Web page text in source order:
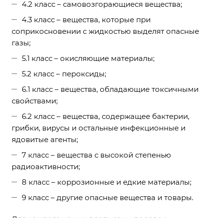
4.2 класс – самовозгорающиеся вещества;
4.3 класс – вещества, которые при
соприкосновении с жидкостью выделят опасные
газы;
5.1 класс – окисляющие материалы;
5.2 класс – пероксиды;
6.1 класс – вещества, обладающие токсичными
свойствами;
6.2 класс – вещества, содержащее бактерии,
грибки, вирусы и остальные инфекционные и
ядовитые агенты;
7 класс – вещества с высокой степенью
радиоактивности;
8 класс – коррозионные и едкие материалы;
9 класс – другие опасные вещества и товары.